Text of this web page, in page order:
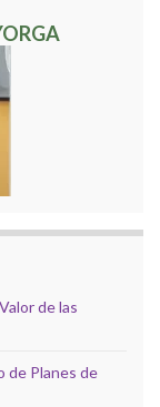
de las
de Planes de